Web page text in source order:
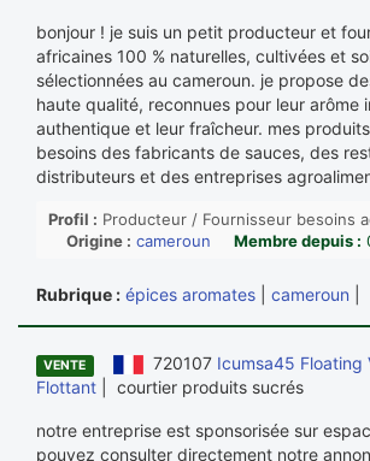
bonjour ! je suis un petit producteur et
africaines 100 % naturelles, cultivées et
sélectionnées au cameroun. je propose
haute qualité, reconnues pour leur arôme
authentique et leur fraîcheur. mes
besoins des fabricants de sauces, des
distributeurs et des entreprises
Profil : Producteur / Fournisseur besoins
Origine : cameroun Membre depuis :
Rubrique : épices aromates cameroun
VENTE 720107 Icumsa45 Floating
Flottant | courtier produits sucrés
notre entreprise est sponsorisée sur
pouvez consulter directement notre